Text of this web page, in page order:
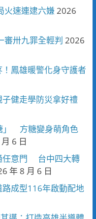
火速連逮六嫌2026
審卅九罪全輕判 2026
！鳳雄暖警化身守護者
健走學防災拿好禮
」 方糖變身萌角色
6 日
任意門 台中四大轉
年 8 月 6 日
成型116年啟動配地